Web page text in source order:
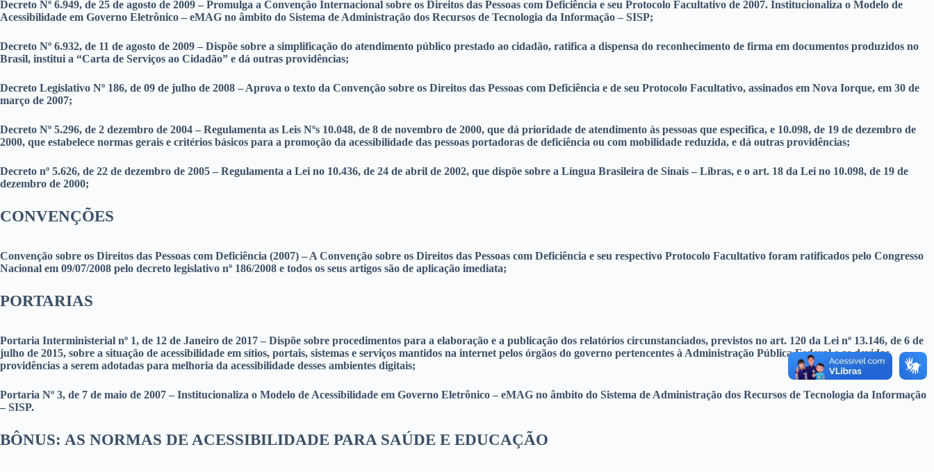
Decreto Nº 6.949, de 25 de agosto de 2009 – Promulga a Convenção Internacional sobre os Direitos das Pessoas com Deficiência e seu Protocolo Facultativo de 2007. Institucionaliza o Modelo de
Acessibilidade em Governo Eletrônico – eMAG no âmbito do Sistema de Administração dos Recursos de Tecnologia da Informação – SISP;
Decreto Nº 6.932, de 11 de agosto de 2009 – Dispõe sobre a simplificação do atendimento público prestado ao cidadão, ratifica a dispensa do reconhecimento de firma em documentos produzidos no
Brasil, institui a “Carta de Serviços ao Cidadão” e dá outras providências;
Decreto Legislativo Nº 186, de 09 de julho de 2008 – Aprova o texto da Convenção sobre os Direitos das Pessoas com Deficiência e de seu Protocolo Facultativo, assinados em Nova Iorque, em 30 de
março de 2007;
Decreto Nº 5.296, de 2 dezembro de 2004 – Regulamenta as Leis Nºs 10.048, de 8 de novembro de 2000, que dá prioridade de atendimento às pessoas que especifica, e 10.098, de 19 de dezembro de
2000, que estabelece normas gerais e critérios básicos para a promoção da acessibilidade das pessoas portadoras de deficiência ou com mobilidade reduzida, e dá outras providências;
Decreto nº 5.626, de 22 de dezembro de 2005 – Regulamenta a Lei no 10.436, de 24 de abril de 2002, que dispõe sobre a Língua Brasileira de Sinais – Libras, e o art. 18 da Lei no 10.098, de 19 de
dezembro de 2000;
CONVENÇÕES
Convenção sobre os Direitos das Pessoas com Deficiência (2007) – A Convenção sobre os Direitos das Pessoas com Deficiência e seu respectivo Protocolo Facultativo foram ratificados pelo Congresso
Nacional em 09/07/2008 pelo decreto legislativo nº 186/2008 e todos os seus artigos são de aplicação imediata;
PORTARIAS
Portaria Interministerial nº 1, de 12 de Janeiro de 2017 – Dispõe sobre procedimentos para a elaboração e a publicação dos relatórios circunstanciados, previstos no art. 120 da Lei nº 13.146, de 6 de
julho de 2015, sobre a situação de acessibilidade em sítios, portais, sistemas e serviços mantidos na internet pelos órgãos do governo pertencentes à Administração Pública Federal e as devidas
providências a serem adotadas para melhoria da acessibilidade desses ambientes digitais;
Portaria Nº 3, de 7 de maio de 2007 – Institucionaliza o Modelo de Acessibilidade em Governo Eletrônico – eMAG no âmbito do Sistema de Administração dos Recursos de Tecnologia da Informação
– SISP.
BÔNUS: AS NORMAS DE ACESSIBILIDADE PARA SAÚDE E EDUCAÇÃO